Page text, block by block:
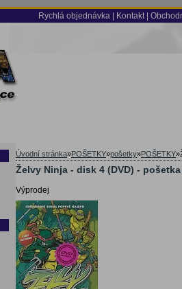
Rychlá objednávka Kontakt
Úvodní stránka»POŠETKY»pošetky»POŠETKY»
Želvy Ninja - disk 4 (DVD) - pošetka
Výprodej